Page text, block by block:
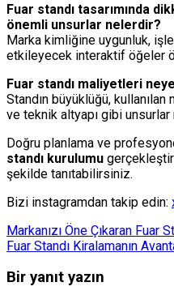
Fuar standı tasarımında
önemli unsurlar nelerdir?
Marka kimliğine uygunluk,
etkileyecek interaktif öğeler
Fuar standı maliyetleri
Standın büyüklüğü,
ve teknik altyapı gibi
Doğru planlama ve
standı kurulumu
şekilde tanıtabilirsiniz.
Bizi instagramdan takip edin:
Markanızı Öne Çıkaran Fuar
Fuar Standı Kiralamanın
Bir yanıt yazın